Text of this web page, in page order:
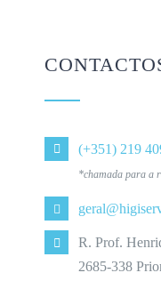
(+351) 219
*chamada para a
R. Prof.
2685-338